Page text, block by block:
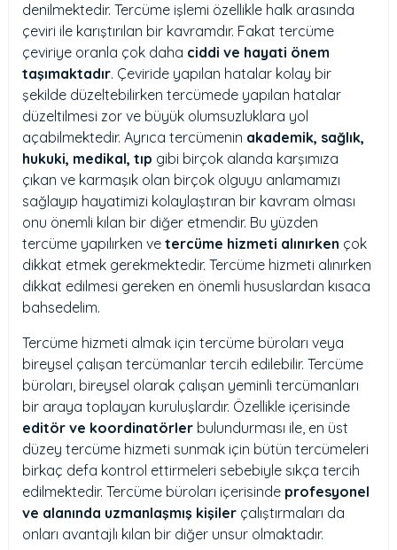
denilmektedir. Tercüme işlemi özellikle halk arasında
çeviri ile karıştırılan bir kavramdır. Fakat tercüme
çeviriye oranla çok daha ciddi ve hayati önem
taşımaktadır. Çeviride yapılan hatalar kolay bir
şekilde düzeltebilirken tercümede yapılan hatalar
düzeltilmesi zor ve büyük olumsuzluklara yol
açabilmektedir. Ayrıca tercümenin akademik, sağlık,
hukuki, medikal, tıp gibi birçok alanda karşımıza
çıkan ve karmaşık olan birçok olguyu anlamamızı
sağlayıp hayatimizi kolaylaştıran bir kavram olması
onu önemli kılan bir diğer etmendir. Bu yüzden
tercüme yapılırken ve tercüme hizmeti alınırken çok
dikkat etmek gerekmektedir. Tercüme hizmeti alınırken
dikkat edilmesi gereken en önemli hususlardan kısaca
bahsedelim.
Tercüme hizmeti almak için tercüme büroları veya
bireysel çalışan tercümanlar tercih edilebilir. Tercüme
büroları, bireysel olarak çalışan yeminli tercümanları
bir araya toplayan kuruluşlardır. Özellikle içerisinde
editör ve koordinatörlerbulundurması ile, en üst
düzey tercüme hizmeti sunmak için bütün tercümeleri
birkaç defa kontrol ettirmeleri sebebiyle sıkça tercih
edilmektedir. Tercüme büroları içerisinde profesyonel
ve alanında uzmanlaşmış kişilerçalıştırmaları da
onları avantajlı kılan bir diğer unsur olmaktadır.